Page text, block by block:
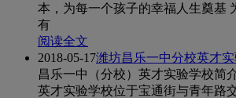
本，为每一个孩子的幸福人生奠基
有
阅读全文
2018-05-17潍坊昌乐一中分校英才
昌乐一中（分校）英才实验学校简
英才实验学校位于宝通街与青年路